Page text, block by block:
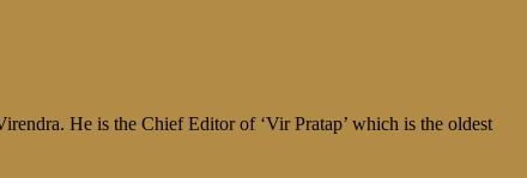
He is the Chief Editor of ‘Vir Pratap’ which is the oldest